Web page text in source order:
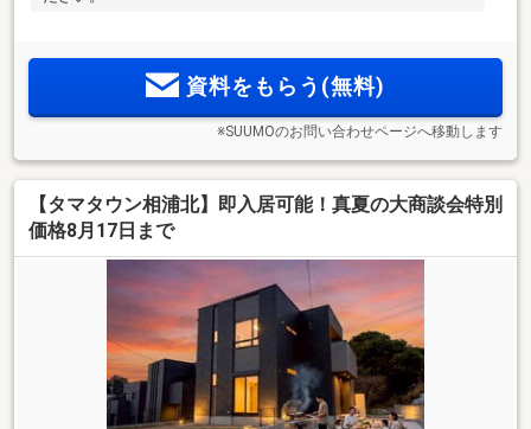
資料をもらう(無料)
※SUUMOのお問い合わせページへ移動します
【タマタウン相浦北】即入居可能！真夏の大商談会特別
価格8月17日まで